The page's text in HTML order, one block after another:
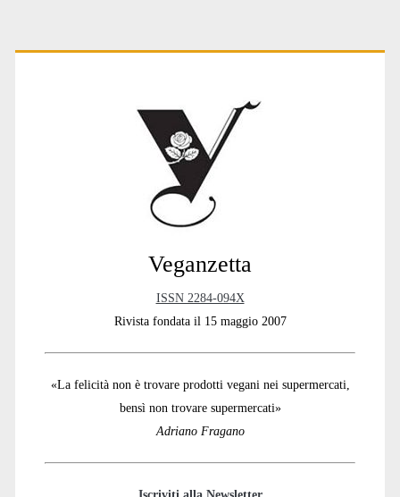
Primary
Veganzetta
ISSN 2284-094X
Rivista fondata il 15 maggio 2007
«La felicità non è trovare prodotti vegani nei supermercati,
bensì non trovare supermercati»
Adriano Fragano